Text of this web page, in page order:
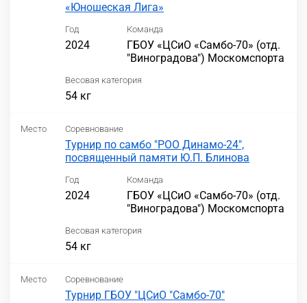
«Юношеская Лига»
Год
2024
Команда
ГБОУ «ЦСиО «Самбо-70» (отд.
"Виноградова") Москомспорта
Весовая категория
54 кг
Место Соревнование
Турнир по самбо "РОО Динамо-24",
посвященный памяти Ю.П. Блинова
Год
2024
Команда
ГБОУ «ЦСиО «Самбо-70» (отд.
"Виноградова") Москомспорта
Весовая категория
54 кг
Место Соревнование
Турнир ГБОУ "ЦСиО "Самбо-70"